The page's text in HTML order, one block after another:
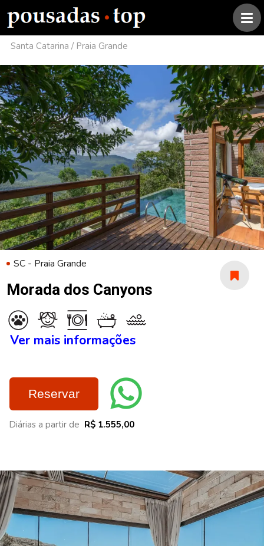
Santa Catarina /Praia Grande
SC - Praia Grande
Morada dos Canyons
Ver mais informações
Reservar
Diárias a partir de R$ 1.555,00